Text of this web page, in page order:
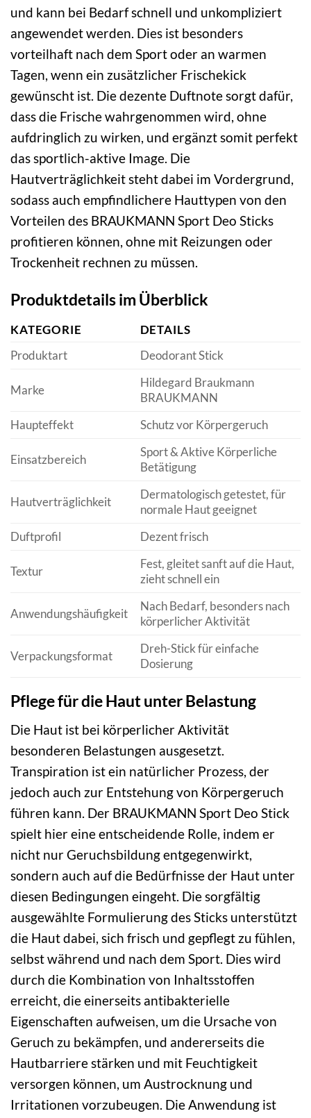
und kann bei Bedarf schnell und unkompliziert
angewendet werden. Dies ist besonders
vorteilhaft nach dem Sport oder an warmen
Tagen, wenn ein zusätzlicher Frischekick
gewünscht ist. Die dezente Duftnote sorgt dafür,
dass die Frische wahrgenommen wird, ohne
aufdringlich zu wirken, und ergänzt somit perfekt
das sportlich-aktive Image. Die
Hautverträglichkeit steht dabei im Vordergrund,
sodass auch empfindlichere Hauttypen von den
Vorteilen des BRAUKMANN Sport Deo Sticks
profitieren können, ohne mit Reizungen oder
Trockenheit rechnen zu müssen.
Produktdetails im Überblick
KATEGORIE
DETAILS
Produktart
Deodorant Stick
Marke
Hildegard Braukmann
BRAUKMANN
Haupteffekt
Schutz vor Körpergeruch
Einsatzbereich
Sport & Aktive Körperliche
Betätigung
Hautverträglichkeit
Dermatologisch getestet, für
normale Haut geeignet
Duftprofil
Dezent frisch
Textur
Fest, gleitet sanft auf die Haut,
zieht schnell ein
Anwendungshäufigkeit
Nach Bedarf, besonders nach
körperlicher Aktivität
Verpackungsformat
Dreh-Stick für einfache
Dosierung
Pflege für die Haut unter Belastung
Die Haut ist bei körperlicher Aktivität
besonderen Belastungen ausgesetzt.
Transpiration ist ein natürlicher Prozess, der
jedoch auch zur Entstehung von Körpergeruch
führen kann. Der BRAUKMANN Sport Deo Stick
spielt hier eine entscheidende Rolle, indem er
nicht nur Geruchsbildung entgegenwirkt,
sondern auch auf die Bedürfnisse der Haut unter
diesen Bedingungen eingeht. Die sorgfältig
ausgewählte Formulierung des Sticks unterstützt
die Haut dabei, sich frisch und gepflegt zu fühlen,
selbst während und nach dem Sport. Dies wird
durch die Kombination von Inhaltsstoffen
erreicht, die einerseits antibakterielle
Eigenschaften aufweisen, um die Ursache von
Geruch zu bekämpfen, und andererseits die
Hautbarriere stärken und mit Feuchtigkeit
versorgen können, um Austrocknung und
Irritationen vorzubeugen. Die Anwendung ist